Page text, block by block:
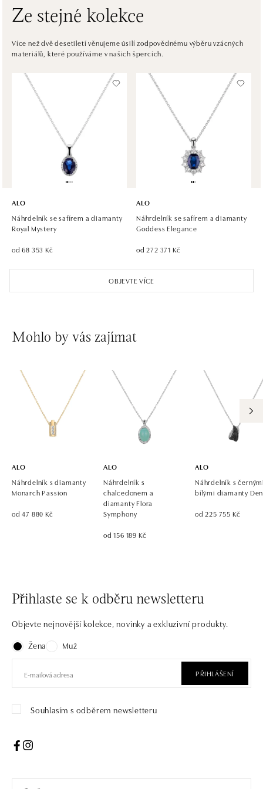
HALADA OC Avion, Bratislava
Ivanská cesta 16, 821 04 Bratislava
tel.: +421 917 090 372
Halada OC Aupark, Bratislava
Einsteinova 18, 851 01 Bratislava
tel.: +421 917 090 891
dnes otevřeno od 10:00
Ze stejné kolekce
Více než dvě desetiletí věnujeme úsilí zodpovědnému výběru vzácných
materiálů, které používáme v našich špercích.
OBJEVTE VÍCE
ALO
Náhrdelník se safírem a diamanty
Royal Mystery
od 68 353 Kč
ALO
Náhrdelník se safírem a diamanty
Goddess Elegance
od 272 371 Kč
Mohlo by vás zajímat
ALO
Náhrdelník s diamanty
Monarch Passion
od 47 880 Kč
ALO
Náhrdelník s
chalcedonem a
diamanty Flora
Symphony
od 156 189 Kč
ALO
Náhrdelník s
bílými diamanty
od 225 755 Kč
Přihlaste se k odběru newsletteru
Objevte nejnovější kolekce, novinky a exkluzivní produkty.
Žena
Muž
PŘIHLÁŠENÍ
Souhlasím s odběrem newsletteru